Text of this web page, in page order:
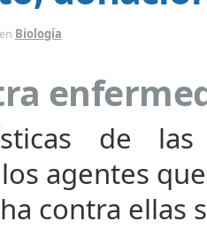
en Biología
de
agentes
contra ellas